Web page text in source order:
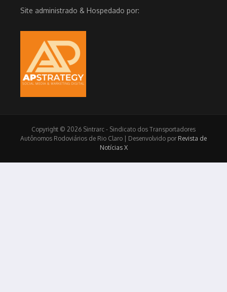
Site administrado & Hospedado por:
Copyright © 2026 Sintrarc - Sindicato dos Transportadores
Autônomos Rodoviários de Rio Claro | Desenvolvido por Revista de
Notícias X